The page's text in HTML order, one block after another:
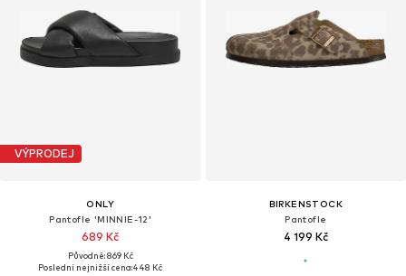
VÝPRODEJ
ONLY
Pantofle 'MINNIE-12'
689 Kč
Původně: 869 Kč
Poslední nejnižší cena:448 Kč
BIRKENSTOCK
Pantofle
4 199 Kč